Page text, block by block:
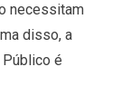
necessitam
disso, a
é